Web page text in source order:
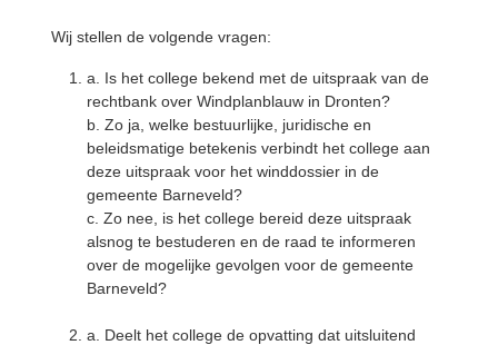
Wij stellen de volgende vragen:
a. Is het college bekend met de uitspraak van de
rechtbank over Windplanblauw in Dronten?
b. Zo ja, welke bestuurlijke, juridische en
beleidsmatige betekenis verbindt het college aan
deze uitspraak voor het winddossier in de
gemeente Barneveld?
c. Zo nee, is het college bereid deze uitspraak
alsnog te bestuderen en de raad te informeren
over de mogelijke gevolgen voor de gemeente
Barneveld?
a. Deelt het college de opvatting dat uitsluitend